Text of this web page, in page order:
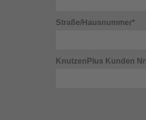
Straße/Hausnummer*
KnutzenPlus Kunden